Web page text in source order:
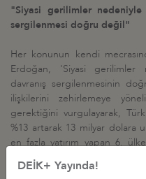
"Siyasi gerilimler
sergilenmesi doğru değil"
Her konunun kendi
Erdoğan, 'Siyasi gerilimler
davranış sergilenmesinin
ilişkilerini zehirlemeye
gerektiğini vurgulayarak,
%13 artarak 13 milyar dolara
en fazla yatırım yapan 6.
sağlanan teşviklerden
altını çizdi.
DEİK+ Yayında!